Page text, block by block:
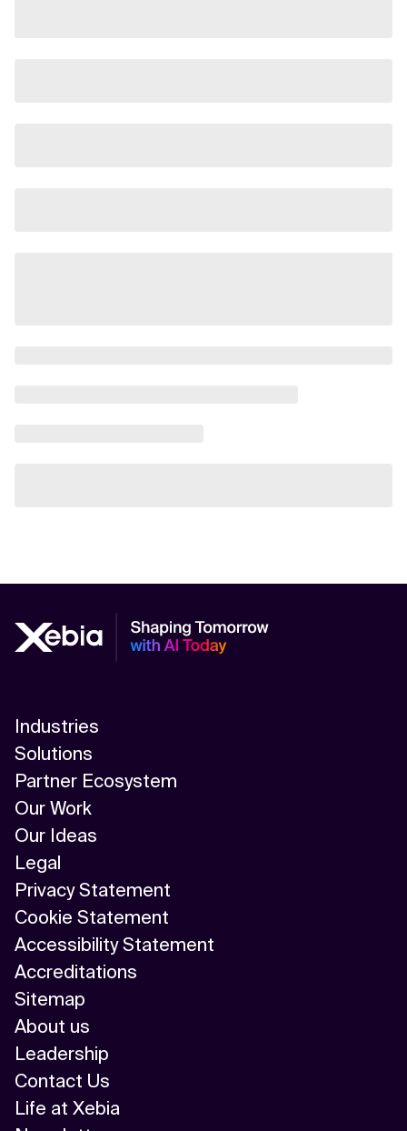
Industries
Solutions
Partner Ecosystem
Our Work
Our Ideas
Legal
Privacy Statement
Cookie Statement
Accessibility Statement
Accreditations
Sitemap
About us
Leadership
Contact Us
Life at Xebia